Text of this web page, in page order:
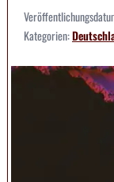
Kategorien: